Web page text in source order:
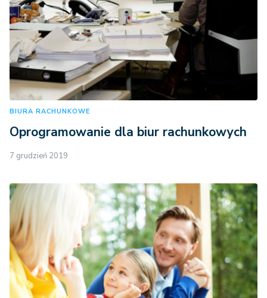
BIURA RACHUNKOWE
Oprogramowanie dla biur rachunkowych
7 grudzień 2019